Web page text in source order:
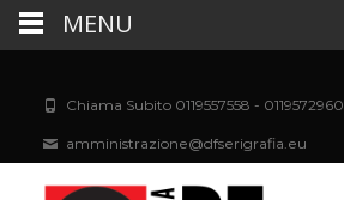
Chiama Subito 0119557558 - 0119572960
amministrazione@dfserigrafia.eu
MENU